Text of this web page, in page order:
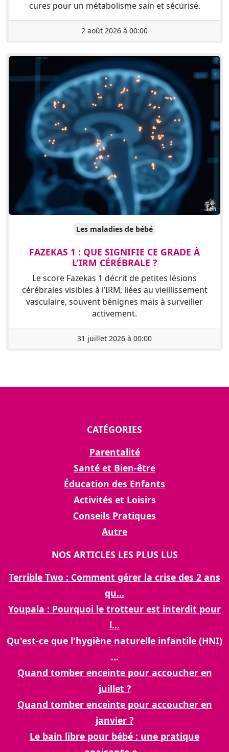
cures pour un métabolisme sain et sécurisé.
2 août 2026 à 00:00
Les maladies de bébé
FAZEKAS 1 : QUE SIGNIFIE CE GRADE À
L’IRM CÉRÉBRALE ?
Le score Fazekas 1 décrit de petites lésions
cérébrales visibles à l’IRM, liées au vieillissement
vasculaire, souvent bénignes mais à surveiller
activement.
31 juillet 2026 à 00:00
CATÉGORIES
Parentalité
Santé et Bien-être
Éducation des Enfants
Activités et Loisirs
Conseils Pratiques
Autre
NOS ARTICLES LES PLUS LUS
Terrible Two : Comment gérer la crise des 2 ans
qu...
Youpala : Pourquoi le trotteur est interdit pour
l...
Qu'est-ce que l'hygiène naturelle infantile (HNI)
...
Quand tomber enceinte pour accoucher en
juillet ?
Quand tomber enceinte pour accoucher en
janvier ?
Le bain libre pour bébé : une pratique